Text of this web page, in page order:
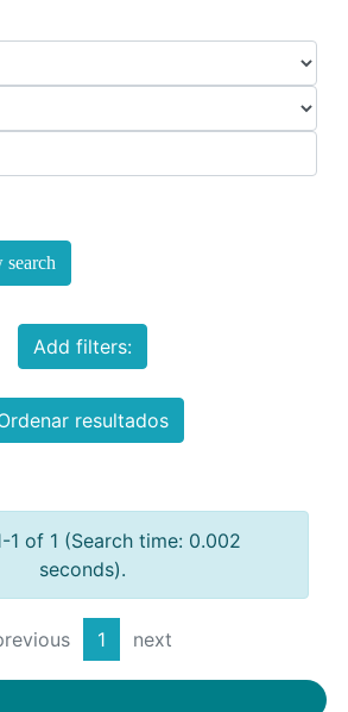
search
Add filters:
resultados
1 of 1 (Search time: 0.002
seconds).
1 next